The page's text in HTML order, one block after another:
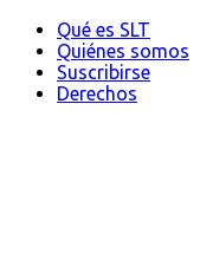
Qué es SLT
Quiénes somos
Suscribirse
Derechos